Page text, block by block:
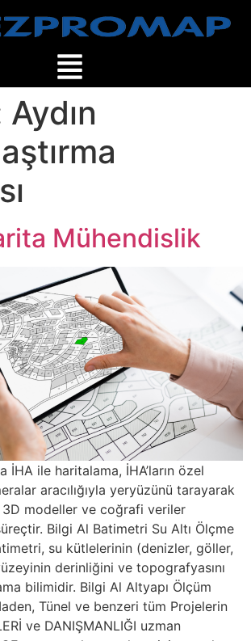
Aydın
Mühendislik
İHA ile haritalama, İHA’ların özel
aracılığıyla yeryüzünü tarayarak
3D modeller ve coğrafi veriler
Bilgi Al Batimetri Su Altı Ölçme
su kütlelerinin (denizler, göller,
derinliğini ve topografyasını
bilimidir. Bilgi Al Altyapı Ölçüm
Tünel ve benzeri tüm Projelerin
ve DANIŞMANLIĞI uzman